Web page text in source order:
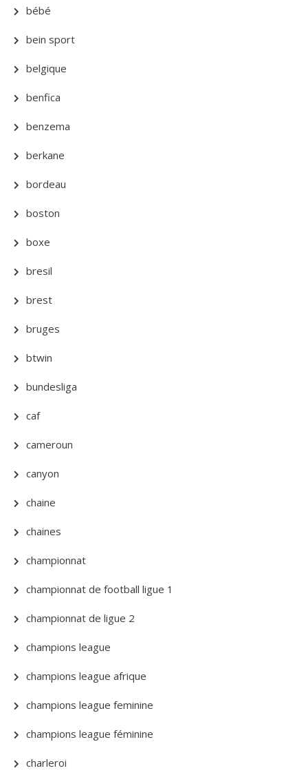
bébé
bein sport
belgique
benfica
benzema
berkane
bordeau
boston
boxe
bresil
brest
bruges
btwin
bundesliga
caf
cameroun
canyon
chaine
chaines
championnat
championnat de football ligue 1
championnat de ligue 2
champions league
champions league afrique
champions league feminine
champions league féminine
charleroi